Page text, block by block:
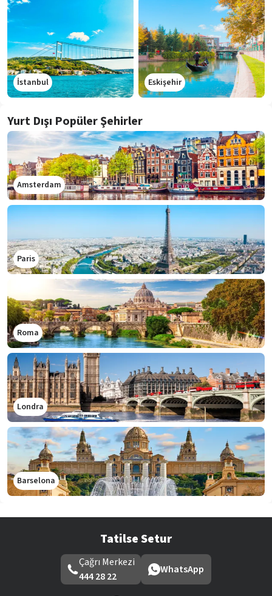
İstanbul Eskişehir
Yurt Dışı Popüler Şehirler
Amsterdam
Paris
Roma
Londra
Barselona
Tatilse Setur
Çağrı Merkezi
444 28 22
WhatsApp